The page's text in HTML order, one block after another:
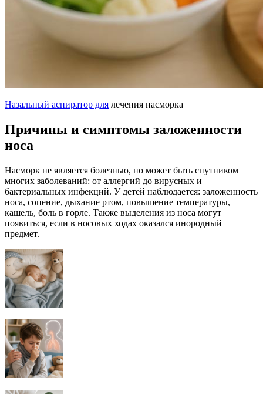
Назальный аспиратор для лечения насморка
Причины и симптомы заложенности
носа
Насморк не является болезнью, но может быть спутником
многих заболеваний: от аллергий до вирусных и
бактериальных инфекций. У детей наблюдается: заложенность
носа, сопение, дыхание ртом, повышение температуры,
кашель, боль в горле. Также выделения из носа могут
появиться, если в носовых ходах оказался инородный
предмет.